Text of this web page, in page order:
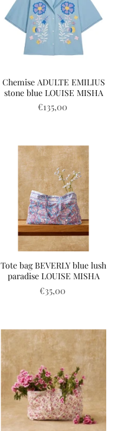
Chemise ADULTE EMILIUS
stone blue LOUISE MISHA
€135,00
Tote bag BEVERLY blue lush
paradise LOUISE MISHA
€35,00